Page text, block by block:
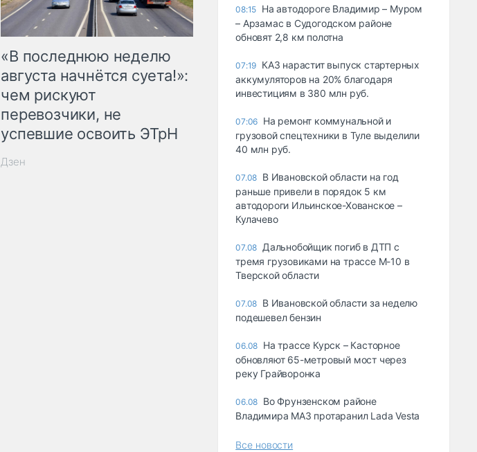
«В последнюю неделю
августа начнётся суета!»:
чем рискуют
перевозчики, не
успевшие освоить ЭТрН
Дзен
08:15 На автодороге Владимир – Муром
– Арзамас в Судогодском районе
обновят 2,8 км полотна
07:19 КАЗ нарастит выпуск стартерных
аккумуляторов на 20% благодаря
инвестициям в 380 млн руб.
07:06 На ремонт коммунальной и
грузовой спецтехники в Туле выделили
40 млн руб.
07.08 В Ивановской области на год
раньше привели в порядок 5 км
автодороги Ильинское-Хованское –
Кулачево
07.08 Дальнобойщик погиб в ДТП с
тремя грузовиками на трассе М-10 в
Тверской области
07.08 В Ивановской области за неделю
подешевел бензин
06.08 На трассе Курск – Касторное
обновляют 65-метровый мост через
реку Грайворонка
06.08 Во Фрунзенском районе
Владимира МАЗ протаранил Lada Vesta
Все новости